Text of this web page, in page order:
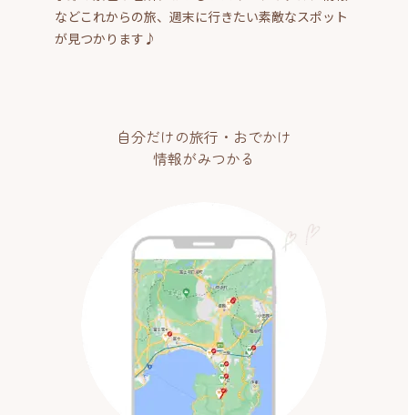
などこれからの旅、週末に行きたい素敵なスポット
が見つかります♪
自分だけの旅行・おでかけ
情報がみつかる